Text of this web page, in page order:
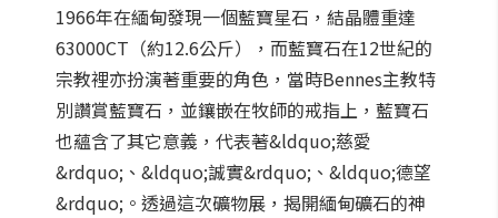
1966年在緬甸發現一個藍寶星石，結晶體重達
63000CT（約12.6公斤），而藍寶石在12世紀的
宗教裡亦扮演著重要的角色，當時Bennes主教特
別讚賞藍寶石，並鑲嵌在牧師的戒指上，藍寶石
也蘊含了其它意義，代表著&ldquo;慈愛
&rdquo;、&ldquo;誠實&rdquo;、&ldquo;德望
&rdquo;。透過這次礦物展，揭開緬甸礦石的神